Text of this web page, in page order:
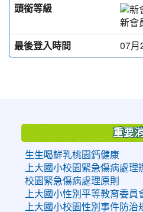
頭銜等級
新會
最後登入時間
07月
重要
生生喝鮮乳桃園鈣健康
上大國小校園緊急傷病處理
校園緊急傷病處理原則
上大國小性別平等教育委員
上大國小校園性別事件防治